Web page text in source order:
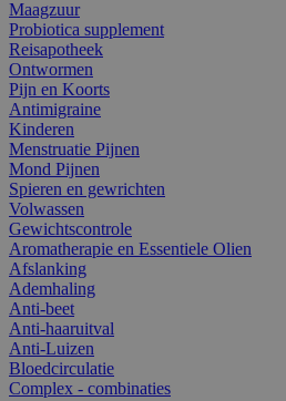
Maagzuur
Probiotica supplement
Reisapotheek
Ontwormen
Pijn en Koorts
Antimigraine
Kinderen
Menstruatie Pijnen
Mond Pijnen
Spieren en gewrichten
Volwassen
Gewichtscontrole
Aromatherapie en Essentiele Olien
Afslanking
Ademhaling
Anti-beet
Anti-haaruitval
Anti-Luizen
Bloedcirculatie
Complex - combinaties